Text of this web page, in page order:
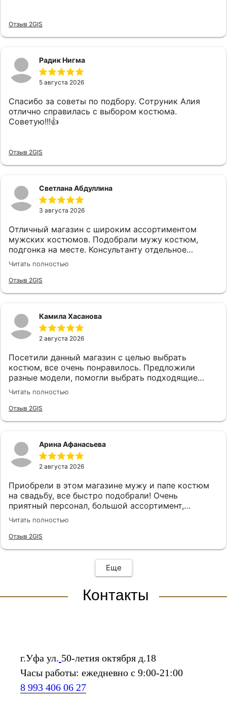
Отзыв 2GIS
Радик Нигма
5 августа 2026
Спасибо за советы по подбору. Сотруник Алия
отлично справилась с выбором костюма.
Советую!!!👍
Отзыв 2GIS
Светлана Абдуллина
3 августа 2026
Отличный магазин с широким ассортиментом
мужских костюмов. Подобрали мужу костюм,
подгонка на месте. Консультанту отдельное
спасибо, подсказала, все подобрала! Спасибо!
Читать полностью
Отзыв 2GIS
Камила Хасанова
2 августа 2026
Посетили данный магазин с целью выбрать
костюм, все очень понравилось. Предложили
разные модели, помогли выбрать подходящие
аксессуары. Все быстро и качетсвтенно. Спасибо
руководству и сотрудникам, в частности
консультанту Карине за такой хороший сервис!
Читать полностью
Отзыв 2GIS
Арина Афанасьева
2 августа 2026
Приобрели в этом магазине мужу и папе костюм
на свадьбу, все быстро подобрали! Очень
приятный персонал, большой ассортимент,
рекомендую ❤️
Читать полностью
Отзыв 2GIS
Еще
Контакты
г.Уфа ул. 50-летия октября д.18
Часы работы: ежедневно с 9:00-21:00
8 993 406 06 27